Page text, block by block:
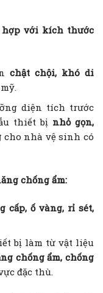
với kích thước
chật chội, khó di
diện tích trước
thiết bị nhỏ gọn,
cho nhà vệ sinh có
chống ẩm:
cấp, ố vàng, rỉ sét,
bị làm từ vật liệu
chống ẩm, chống
đặc thù.